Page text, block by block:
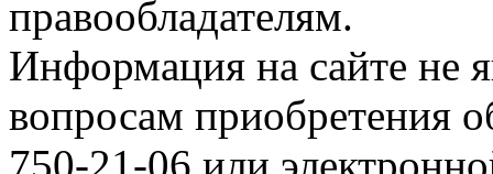
правообладателям.
Информация на сайте не
вопросам приобретения
750-21-06 или